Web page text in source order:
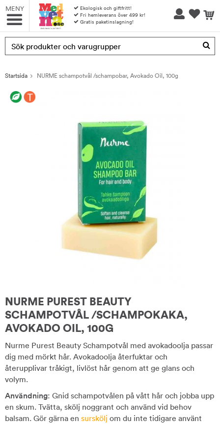
MENY
Ekologisk och giftfritt!
Fri hemleverans över 499 kr!
Gratis paketinslagning!
Produkten har blivit tillagd i varukorgen
Startsida NURME schampotvål /schampobar, Avokado Oil, 100g
NURME PUREST BEAUTY
SCHAMPOTVÅL /SCHAMPOKAKA,
AVOKADO OIL, 100G
Nurme Purest Beauty Schampotvål med avokadoolja passar
dig med mörkt hår. Avokadoolja återfuktar och
återupplivar tråkigt, livlöst hår genom att ge glans och
volym.
Användning: Gnid schampotvålen på vått hår och jobba upp
en skum. Tvätta, skölj noggrant och använd vid behov
balsam. Gör gärna en surskölj om du inte tidigare använt